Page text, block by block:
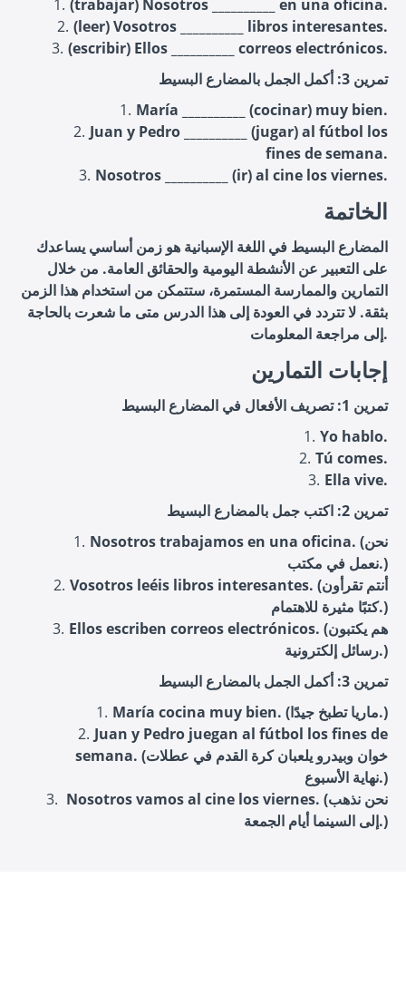
(trabajar) Nosotros __________ en una oficina.
(leer) Vosotros __________ libros interesantes.
(escribir) Ellos __________ correos electrónicos.
تمرين 3: أكمل الجمل بالمضارع البسيط
María __________ (cocinar) muy bien.
Juan y Pedro __________ (jugar) al fútbol los
fines de semana.
Nosotros __________ (ir) al cine los viernes.
الخاتمة
المضارع البسيط في اللغة الإسبانية هو زمن أساسي يساعدك
على التعبير عن الأنشطة اليومية والحقائق العامة. من خلال
التمارين والممارسة المستمرة، ستتمكن من استخدام هذا الزمن
بثقة. لا تتردد في العودة إلى هذا الدرس متى ما شعرت بالحاجة
إلى مراجعة المعلومات.
إجابات التمارين
تمرين 1: تصريف الأفعال في المضارع البسيط
Yo hablo.
Tú comes.
Ella vive.
تمرين 2: اكتب جمل بالمضارع البسيط
Nosotros trabajamos en una oficina. (نحن
نعمل في مكتب.)
Vosotros leéis libros interesantes. (أنتم تقرأون
كتبًا مثيرة للاهتمام.)
Ellos escriben correos electrónicos. (هم يكتبون
رسائل إلكترونية.)
تمرين 3: أكمل الجمل بالمضارع البسيط
María cocina muy bien. (ماريا تطبخ جيدًا.)
Juan y Pedro juegan al fútbol los fines de
semana. (خوان وبيدرو يلعبان كرة القدم في عطلات
نهاية الأسبوع.)
Nosotros vamos al cine los viernes. (نحن نذهب
إلى السينما أيام الجمعة.)